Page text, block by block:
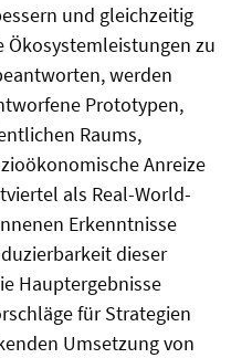
und gleichzeitig
zu
werden
Prototypen,
Raums,
Anreize
als Real-World-
Erkenntnisse
dieser
Hauptergebnisse
für Strategien
Umsetzung von